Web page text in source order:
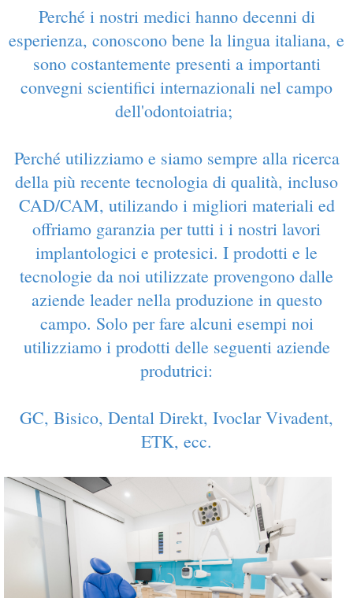
Perché i nostri medici hanno decenni di
esperienza, conoscono bene la lingua italiana, e
sono costantemente presenti a importanti
convegni scientifici internazionali nel campo
dell'odontoiatria;
Perché utilizziamo e siamo sempre alla ricerca
della più recente tecnologia di qualità, incluso
CAD/CAM, utilizando i migliori materiali ed
offriamo garanzia per tutti i i nostri lavori
implantologici e protesici. I prodotti e le
tecnologie da noi utilizzate provengono dalle
aziende leader nella produzione in questo
campo. Solo per fare alcuni esempi noi
utilizziamo i prodotti delle seguenti aziende
produtrici:
GC, Bisico, Dental Direkt, Ivoclar Vivadent,
ETK, ecc.